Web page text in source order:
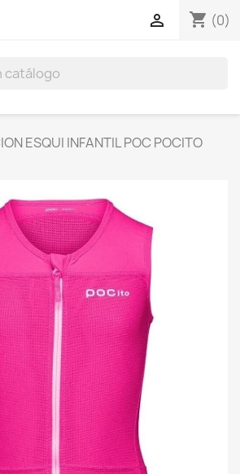
shopping_cart (0)

ESQUI INFANTIL POC POCITO